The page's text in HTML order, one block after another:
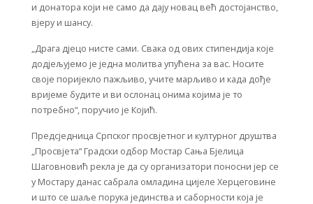
и донатора који не само да дају новац већ достојанство,
вјеру и шансу.
„Драга дјецо нисте сами. Свака од ових стипендија које
додјељујемо је једна молитва упућена за вас. Носите
своје поријекло пажљиво, учите марљиво и када дође
вријеме будите и ви ослонац онима којима је то
потребно“, поручио је Којић.
Предсједница Српског просвјетног и културног друштва
„Просвјета“ Градски одбор Мостар Сања Бјелица
Шаговновић рекла је да су организатори поносни јер се
у Мостару данас сабрала омладина цијеле Херцеговине
и што се шаље порука јединства и саборности која је